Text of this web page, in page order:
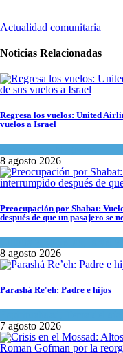
Actualidad comunitaria
Noticias Relacionadas
Regresa los vuelos: United
vuelos a Israel
8 agosto 2026
Preocupación por Shabat:
después de que un pasajero se
8 agosto 2026
Parashá Re'eh: Padre e hijos
7 agosto 2026